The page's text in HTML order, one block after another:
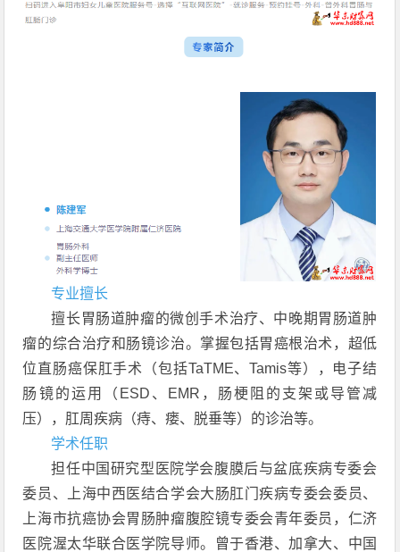
专业擅长
擅长胃肠道肿瘤的微创手术治疗、中晚期胃肠道肿
瘤的综合治疗和肠镜诊治。掌握包括胃癌根治术，超低
位直肠癌保肛手术（包括TaTME、Tamis等），电子结
肠镜的运用（ESD、EMR，肠梗阻的支架或导管减
压），肛周疾病（痔、瘘、脱垂等）的诊治等。
学术任职
担任中国研究型医院学会腹膜后与盆底疾病专委会
委员、上海中西医结合学会大肠肛门疾病专委会委员、
上海市抗癌协会胃肠肿瘤腹腔镜专委会青年委员，仁济
医院渥太华联合医学院导师。曾于香港、加拿大、中国